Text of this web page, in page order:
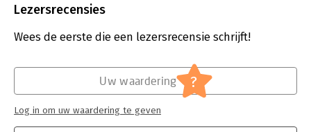
such as Airbnb and Amazon. The book asks how common
and contractual fairness, can be safeguarded when lawmaking
Uitgever:
Verschijningsdatum:
10-9-2020
Europees recht
Serie:
Oxford Studies in European Law
Lezersrecensies
Wees de eerste die een lezersrecensie schrijft!
Uw waardering ?
Log in om uw waardering te geven